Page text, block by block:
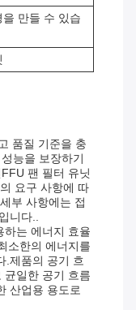
만들 수 있습
품질 기준을 충
능을 보장하기
팬 필터 유닛
요구 사항에 따
부 사항에는 접
니다..
하는 에너지 효율
소한의 에너지를
.제품의 공기 흐
균일한 공기 흐름
산업용 용도로